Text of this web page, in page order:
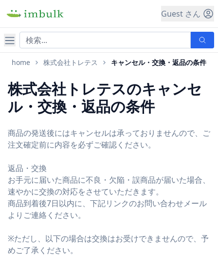
Guest さん
ナビゲーション
home 株式会社トレテス キャンセル・交換・返品の条件
株式会社トレテスのキャンセ
ル・交換・返品の条件
商品の発送後にはキャンセルは承っておりませんので、ご
注文確定前に内容を必ずご確認ください。
返品・交換
お手元に届いた商品に不良・欠陥・誤商品が届いた場合、
速やかに交換の対応をさせていただきます。
商品到着後7日以内に、下記リンクのお問い合わせメール
よりご連絡ください。
※ただし、以下の場合は交換はお受けできませんので、予
めご了承ください。